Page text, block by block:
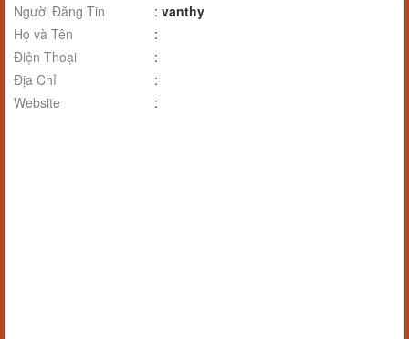
Người Đăng Tin : vanthy
Họ và Tên
:
Điện Thoại
:
Địa Chỉ
:
Website
: